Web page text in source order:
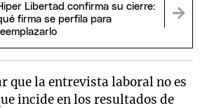
Libertad confirma su cierre:
firma se perfila para
que la entrevista laboral no es
incide en los resultados de